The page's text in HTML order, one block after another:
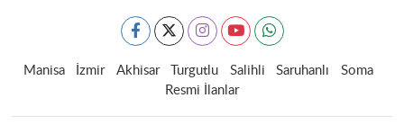
Manisa İzmir Akhisar Turgutlu Salihli Saruhanlı
Soma
Resmi İlanlar